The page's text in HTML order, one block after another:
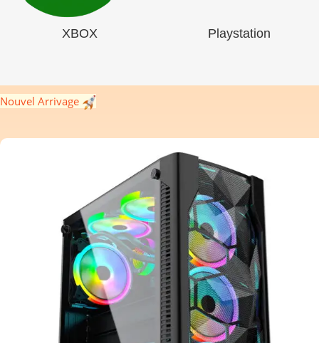
XBOX Playstation
Nouvel Arrivage